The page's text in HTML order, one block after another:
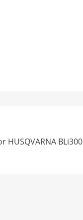
HUSQVARNA BLi300